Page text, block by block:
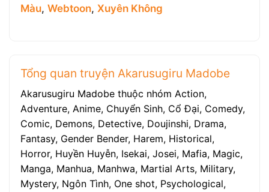
Màu, Webtoon, Xuyên Không
Tổng quan truyện Akarusugiru Madobe
Akarusugiru Madobe thuộc nhóm Action,
Adventure, Anime, Chuyển Sinh, Cổ Đại, Comedy,
Comic, Demons, Detective, Doujinshi, Drama,
Fantasy, Gender Bender, Harem, Historical,
Horror, Huyền Huyễn, Isekai, Josei, Mafia, Magic,
Manga, Manhua, Manhwa, Martial Arts, Military,
Mystery, Ngôn Tình, One shot, Psychological,